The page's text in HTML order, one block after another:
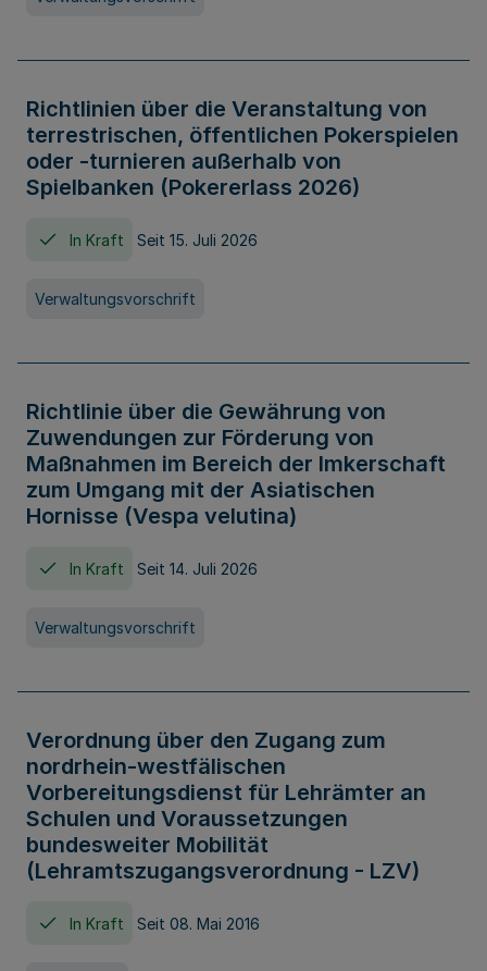
Richtlinien über die Veranstaltung von
terrestrischen, öffentlichen Pokerspielen
oder -turnieren außerhalb von
Spielbanken (Pokererlass 2026)
In Kraft Seit 15. Juli 2026
Verwaltungsvorschrift
Richtlinie über die Gewährung von
Zuwendungen zur Förderung von
Maßnahmen im Bereich der Imkerschaft
zum Umgang mit der Asiatischen
Hornisse (Vespa velutina)
In Kraft Seit 14. Juli 2026
Verwaltungsvorschrift
Verordnung über den Zugang zum
nordrhein-westfälischen
Vorbereitungsdienst für Lehrämter an
Schulen und Voraussetzungen
bundesweiter Mobilität
(Lehramtszugangsverordnung - LZV)
In Kraft Seit 08. Mai 2016